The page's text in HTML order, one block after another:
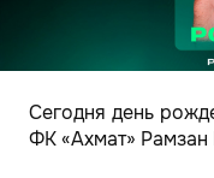
Сегодня день
ФК «Ахмат» Рамзан